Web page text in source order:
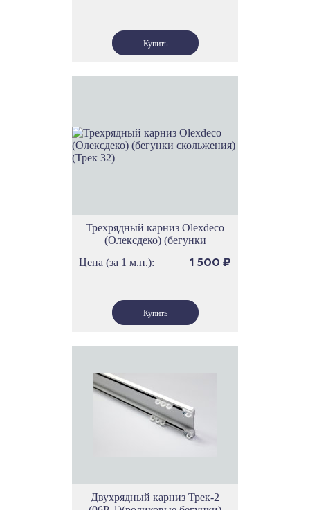
Трехрядный карниз Olexdeco
(Олексдеко) (бегунки
скольжения) (Трек 32)
Цена (за 1 м.п.):
1 500 ₽
Двухрядный карниз Трек-2